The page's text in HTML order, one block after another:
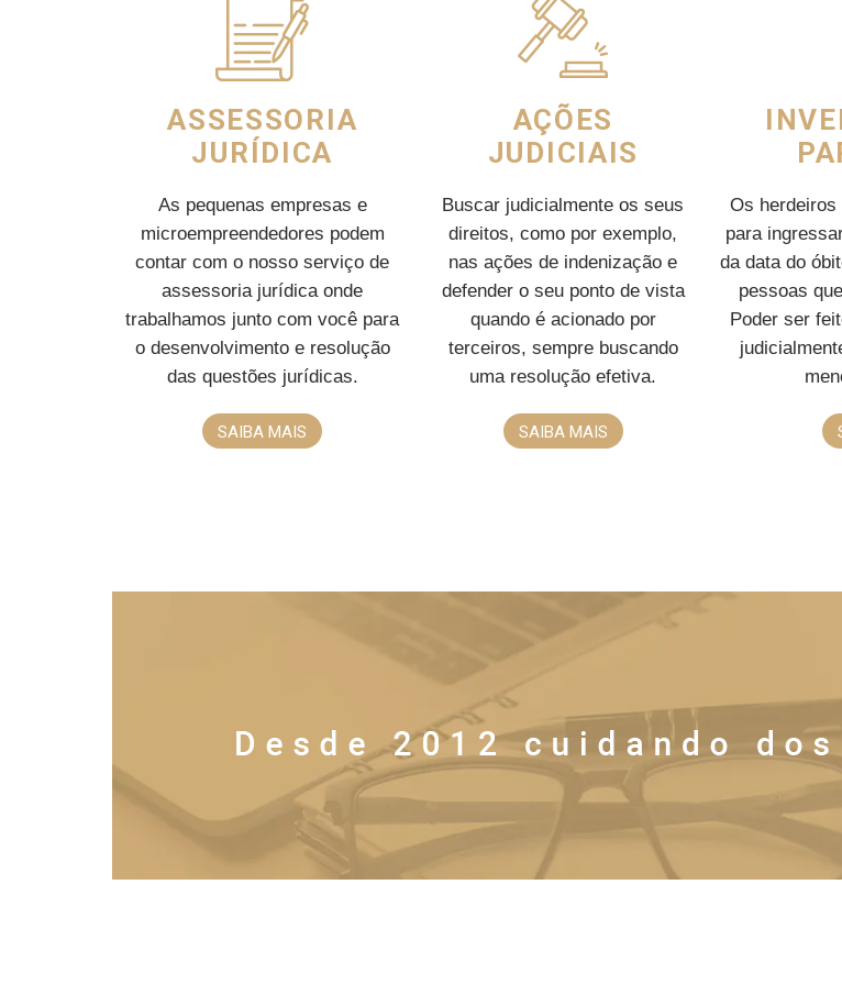
ASSESSORIA
JURÍDICA
As pequenas empresas e
microempreendedores podem
contar com o nosso serviço de
assessoria jurídica onde
trabalhamos junto com você para
o desenvolvimento e resolução
das questões jurídicas.
SAIBA MAIS
AÇÕES
JUDICIAIS
Buscar judicialmente os seus
direitos, como por exemplo,
nas ações de indenização e
defender o seu ponto de vista
quando é acionado por
terceiros, sempre buscando
uma resolução efetiva.
SAIBA MAIS
Os herdeiros
para
da data do
pessoas
Poder ser